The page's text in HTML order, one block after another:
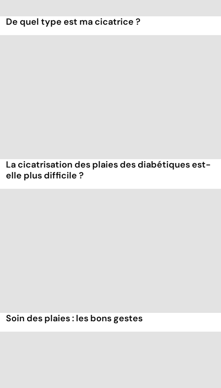
De quel type est ma cicatrice ?
La cicatrisation des plaies des diabétiques est-
elle plus difficile ?
Soin des plaies : les bons gestes